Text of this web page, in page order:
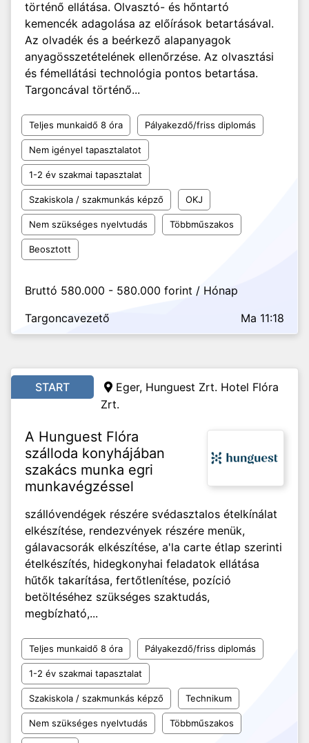
történő ellátása. Olvasztó- és hőntartó
kemencék adagolása az előírások betartásával.
Az olvadék és a beérkező alapanyagok
anyagösszetételének ellenőrzése. Az olvasztási
és fémellátási technológia pontos betartása.
Targoncával történő...
Teljes munkaidő 8 óra Pályakezdő/friss diplomás
Nem igényel tapasztalatot
1-2 év szakmai tapasztalat
Szakiskola / szakmunkás képző OKJ
Nem szükséges nyelvtudás Többműszakos
Beosztott
Bruttó 580.000 - 580.000 forint / Hónap
Targoncavezető
Ma 11:18
START
Eger, Hunguest Zrt. Hotel Flóra
Zrt.
A Hunguest Flóra
szálloda konyhájában
szakács munka egri
munkavégzéssel
szállóvendégek részére svédasztalos ételkínálat
elkészítése, rendezvények részére menük,
gálavacsorák elkészítése, a'la carte étlap szerinti
ételkészítés, hidegkonyhai feladatok ellátása
hűtők takarítása, fertőtlenítése, pozíció
betöltéséhez szükséges szaktudás,
megbízható,...
Teljes munkaidő 8 óra Pályakezdő/friss diplomás
1-2 év szakmai tapasztalat
Szakiskola / szakmunkás képző Technikum
Nem szükséges nyelvtudás Többműszakos